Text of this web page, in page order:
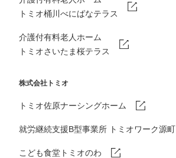
トミオ桶川べにばなテラス
介護付有料老人ホーム
トミオさいたま桜テラス
株式会社トミオ
トミオ佐原ナーシングホーム
就労継続支援B型事業所 トミオワーク源町
こども食堂トミオのわ